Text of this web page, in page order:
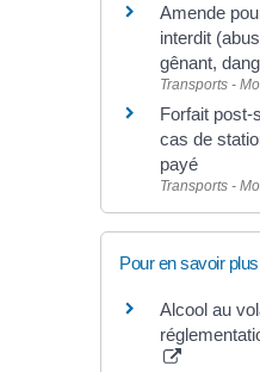
Amende
interdit
gênant,
Transports -
Forfait post-
cas de
payé
Transports -
Pour en savoir plus
Alcool au